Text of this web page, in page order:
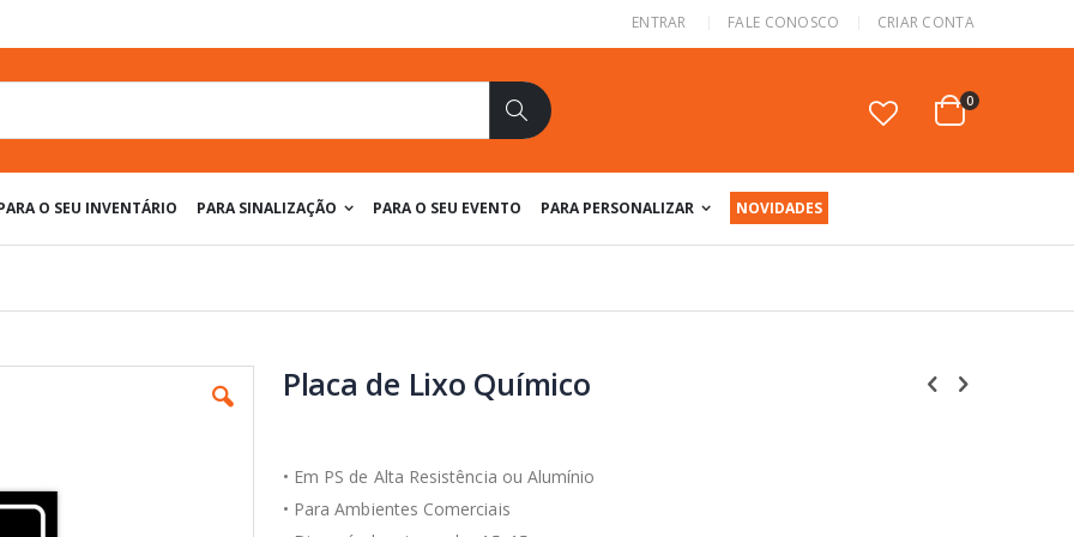
ENTRAR FALE CONOSCO CRIAR CONTA
Cart
0itens
O SEU INVENTÁRIO PARA SINALIZAÇÃO PARA O SEU EVENTO PARA PERSONALIZAR NOVIDADES
Placa de Lixo Químico
• Em PS de Alta Resistência ou Alumínio
• Para Ambientes Comerciais